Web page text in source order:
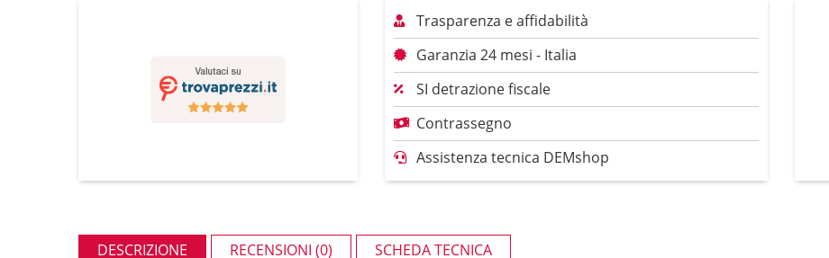
Trasparenza e affidabilità
Garanzia 24 mesi - Italia
SI detrazione fiscale
Contrassegno
Assistenza tecnica DEMshop
DESCRIZIONE RECENSIONI (0) SCHEDA TECNICA